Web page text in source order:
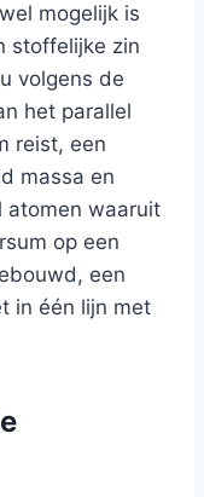
mogelijk is
stoffelijke zin
volgens de
het parallel
reist, een
massa en
atomen waaruit
op een
een
in één lijn met